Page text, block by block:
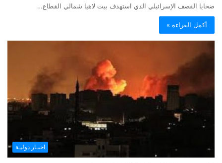
ضحايا القصف الإسرائيلي الذي استهدف بيت لاهيا شمالي القطاع…
أكمل القراءة »
اخبـار دوليـة